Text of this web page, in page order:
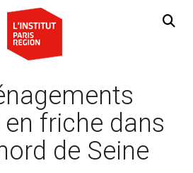
en friche dans
de Seine